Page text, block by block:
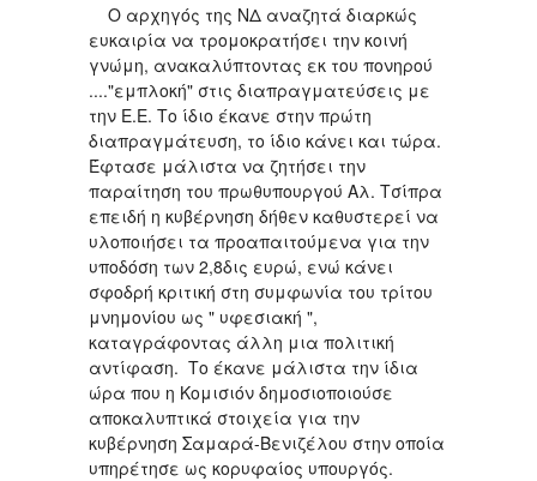
Ο αρχηγός της ΝΔ αναζητά διαρκώς
ευκαιρία να τρομοκρατήσει την κοινή
γνώμη, ανακαλύπτοντας εκ του πονηρού
...."εμπλοκή" στις διαπραγματεύσεις με
την Ε.Ε. Το ίδιο έκανε στην πρώτη
διαπραγμάτευση, το ίδιο κάνει και τώρα.
Έφτασε μάλιστα να ζητήσει την
παραίτηση του πρωθυπουργού Αλ. Τσίπρα
επειδή η κυβέρνηση δήθεν καθυστερεί να
υλοποιήσει τα προαπαιτούμενα για την
υποδόση των 2,8δις ευρώ, ενώ κάνει
σφοδρή κριτική στη συμφωνία του τρίτου
μνημονίου ως " υφεσιακή ",
καταγράφοντας άλλη μια πολιτική
αντίφαση. Το έκανε μάλιστα την ίδια
ώρα που η Κομισιόν δημοσιοποιούσε
αποκαλυπτικά στοιχεία για την
κυβέρνηση Σαμαρά-Βενιζέλου στην οποία
υπηρέτησε ως κορυφαίος υπουργός.